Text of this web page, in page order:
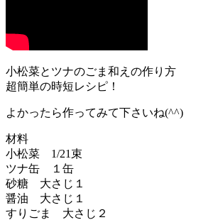
小松菜とツナのごま和えの作り方
超簡単の時短レシピ！
よかったら作ってみて下さいね(^^)
材料
小松菜 1/21束
ツナ缶 １缶
砂糖 大さじ１
醤油 大さじ１
すりごま 大さじ２